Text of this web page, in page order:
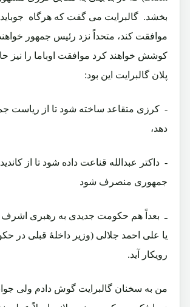
بخشد. گالبرایت می گفت که هرگاه
موافقت کند، متحداً نزد رئیس جمهور
کوشش خواهند کرد موافقت اوباما را نیز
پلان گالبرایت این بود:
- کرزی متقاعد ساخته شود تا از ریاست
دهد،
- داکتر عبدالله قناعت داده شود تا از
جمهوری منصرف شود
ـ بعداً هم حکومت جدیدی به رهبری
یا علی احمد جلالی (وزیر داخلۀ قبلی
رویکار آید.
من به سخنان گالبرایت گوش دادم ولی